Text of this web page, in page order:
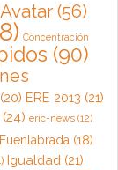
Avatar (56)
Concentración
(90)
(20) ERE 2013 (21)
(24) eric-news (12)
Fuenlabrada (18)
Igualdad (21)